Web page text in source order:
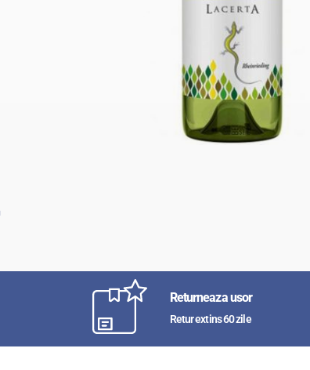
Returneaza usor
Retur extins 60 zile